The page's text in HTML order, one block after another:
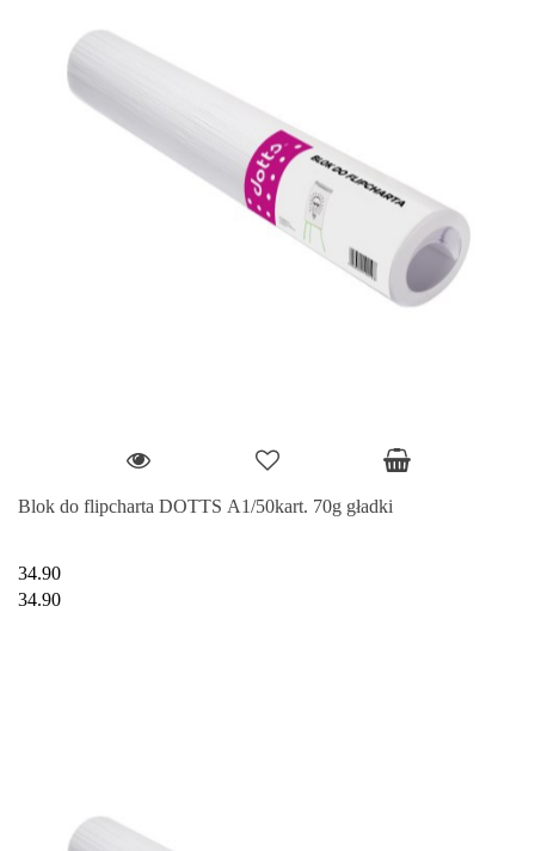
Blok do flipcharta DOTTS A1/50kart. 70g gładki
34.90
34.90